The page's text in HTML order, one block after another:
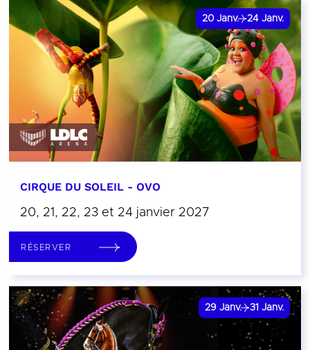
20 Janv. 24 Janv.
CIRQUE DU SOLEIL - OVO
20, 21, 22, 23 et 24 janvier 2027
RÉSERVER
29 Janv. 31 Janv.